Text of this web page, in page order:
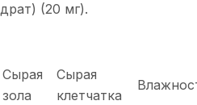
(20 мг).
Сырая
зола
Сырая
клетчатка